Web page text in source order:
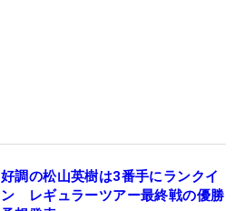
好調の松山英樹は3番手にランクイ
ン レギュラーツアー最終戦の優勝